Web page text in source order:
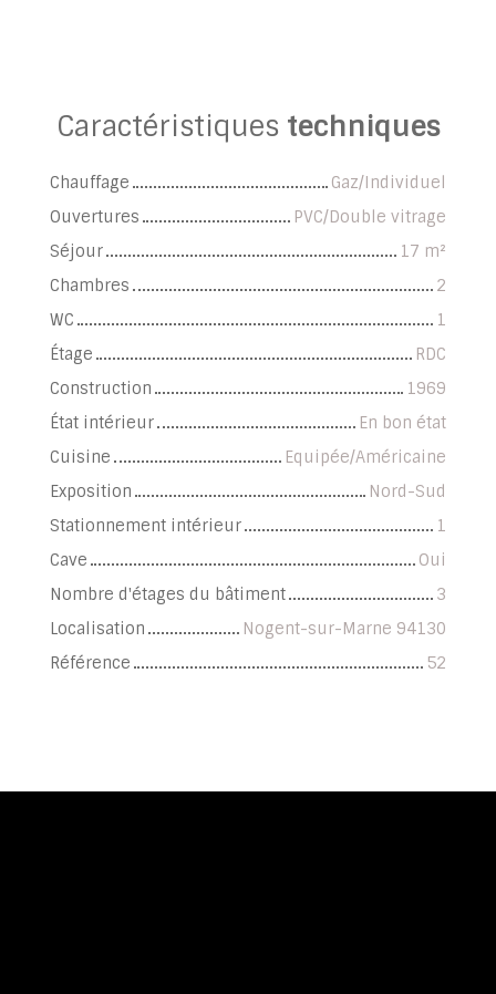
Caractéristiques techniques
Chauffage
Gaz/Individuel
Ouvertures
PVC/Double vitrage
Séjour
17 m²
Chambres
2
WC
1
Étage
RDC
Construction
1969
État intérieur
En bon état
Cuisine
Equipée/Américaine
Exposition
Nord-Sud
Stationnement intérieur
1
Cave
Oui
Nombre d'étages du bâtiment
3
Localisation
Nogent-sur-Marne 94130
Référence
52